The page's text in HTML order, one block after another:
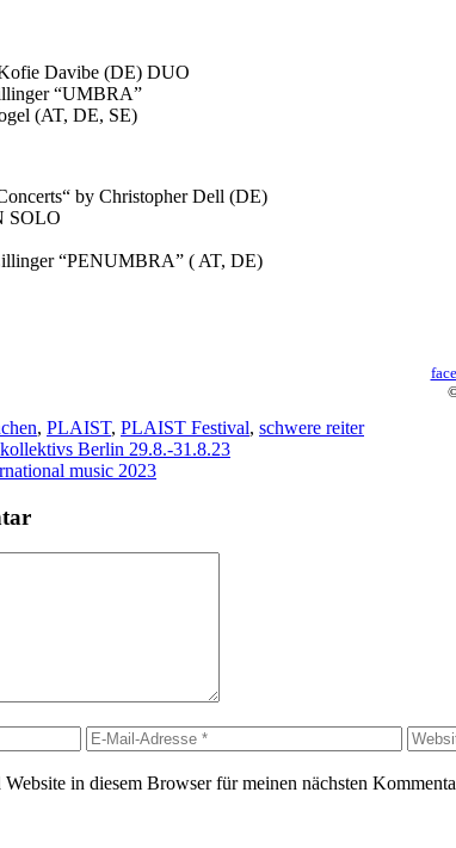
Davibe (DE) DUO
“UMBRA”
(AT, DE, SE)
by Christopher Dell (DE)
SOLO
“PENUMBRA” ( AT, DE)
, PLAIST, PLAIST Festival, schwere reiter
Berlin 29.8.-31.8.23
music 2023
E-
Mail-
Adresse
in diesem Browser für meinen nächsten